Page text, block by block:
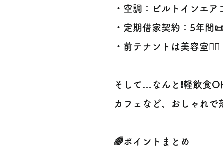
・空調：ビルトインエ
・定期借家契約：5年間📜
・前テナントは美容室💇‍♀️
そして…なんと❗軽飲食
カフェなど、おしゃれで
🌈ポイントまとめ